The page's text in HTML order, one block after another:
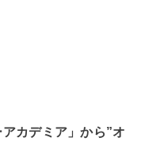
カデミア」から”オ